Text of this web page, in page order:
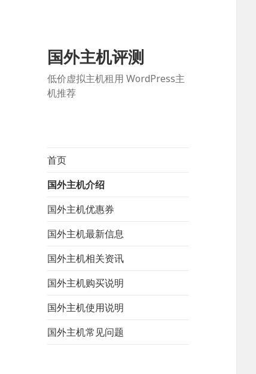
国外主机评测
低价虚拟主机租用 WordPress主
机推荐
首页
国外主机介绍
国外主机优惠券
国外主机最新信息
国外主机相关资讯
国外主机购买说明
国外主机使用说明
国外主机常见问题